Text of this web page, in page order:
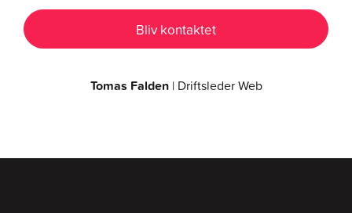
Tomas Falden| Driftsleder Web